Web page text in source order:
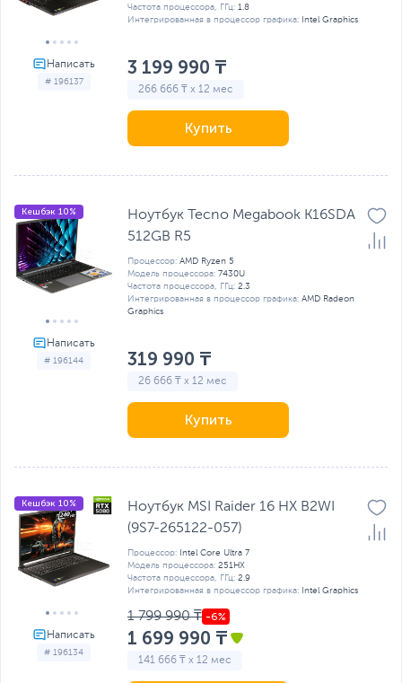
# 196137
Частота процессора, ГГц: 1.8
Интегрированная в процессор графика: Intel Graphics
3 199 990 ₸
266 666 ₸ x 12 мес
Купить
# 196144
Кешбэк 10%
Ноутбук Tecno Megabook K16SDA
512GB R5
Процессор: AMD Ryzen 5
Модель процессора: 7430U
Частота процессора, ГГц: 2.3
Интегрированная в процессор графика: AMD Radeon
Graphics
319 990 ₸
26 666 ₸ x 12 мес
Купить
# 196134
Кешбэк 10%
Ноутбук MSI Raider 16 HX B2WI
(9S7-265122-057)
Процессор: Intel Core Ultra 7
Модель процессора: 251HX
Частота процессора, ГГц: 2.9
Интегрированная в процессор графика: Intel Graphics
1 799 990 ₸
1 699 990 ₸
141 666 ₸ x 12 мес